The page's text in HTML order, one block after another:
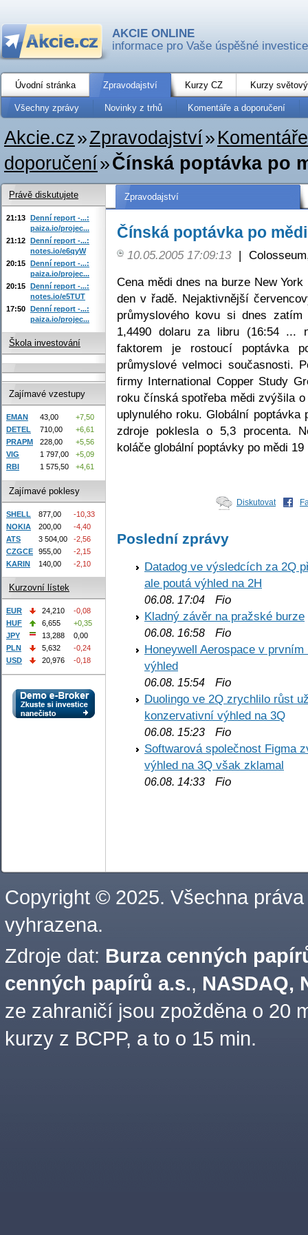
AKCIE ONLINE
informace pro Vaše úspěšné investice
Úvodní stránka Zpravodajství Kurzy CZ Kurzy
Všechny zprávy Novinky z trhů Komentáře a doporučení
Akcie.cz»Zpravodajství»
doporučení»Čínská poptávka po
Zpravodajství
Čínská poptávka po
10.05.2005 17:09:13 |
Cena mědi dnes na burze New
den v řadě. Nejaktivnější
průmyslového kovu si dnes
1,4490 dolaru za libru (16:54 ...
faktorem je rostoucí poptávka
průmyslové velmoci současnosti.
firmy International Copper Study
roku čínská spotřeba mědi zvýšila
uplynulého roku. Globální
zdroje poklesla o 5,3 procenta.
koláče globální poptávky po mědi 19
Diskutovat
Poslední zprávy
Datadog ve výsledcích za 2Q
ale poutá výhled na 2H
06.08. 17:04 Fio
Kladný závěr na pražské burze
06.08. 16:58 Fio
Honeywell Aerospace v
výhled
06.08. 15:54 Fio
Duolingo ve 2Q zrychlilo růst
konzervativní výhled na 3Q
06.08. 15:23 Fio
Softwarová společnost Figma
výhled na 3Q však zklamal
06.08. 14:33 Fio
Právě diskutujete
21:13 Denní report -...:
paiza.io/projec...
21:12 Denní report -...:
notes.io/e6qyW
20:15 Denní report -...:
paiza.io/projec...
20:15 Denní report -...:
notes.io/e5TUT
17:50 Denní report -...:
paiza.io/projec...
Škola investování
Zajímavé vzestupy
EMAN 43,00
+7,50
DETEL
710,00
+6,61
PRAPM
228,00
+5,56
VIG
1 797,00
+5,09
RBI
1 575,50 +4,61
Zajímavé poklesy
SHELL 877,00
-10,33
NOKIA
200,00
-4,40
ATS
3 504,00
-2,56
CZGCE
955,00
-2,15
KARIN
140,00 -2,10
Kurzovní lístek
EUR 24,210
-0,08
HUF
6,655
+0,35
JPY
13,288
0,00
PLN
5,632
-0,24
USD
20,976 -0,18
Copyright © 2025. Všechna práva
vyhrazena.
Zdroje dat: Burza cenných
cenných papírů a.s., NASDAQ,
ze zahraničí jsou zpožděna o 20
kurzy z BCPP, a to o 15 min.